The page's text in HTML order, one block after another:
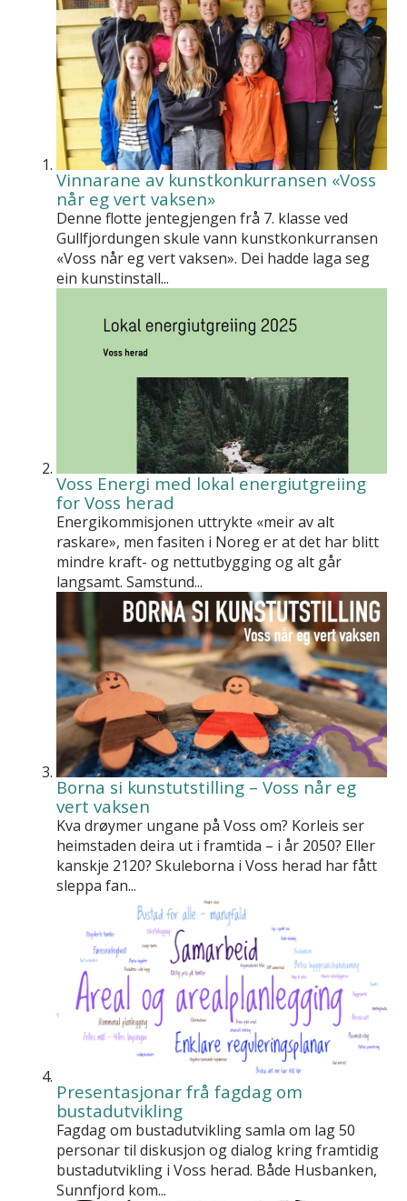
Vinnarane av kunstkonkurransen «Voss
når eg vert vaksen»
Denne flotte jentegjengen frå 7. klasse ved
Gullfjordungen skule vann kunstkonkurransen
«Voss når eg vert vaksen». Dei hadde laga seg
ein kunstinstall...
Voss Energi med lokal energiutgreiing
for Voss herad
Energikommisjonen uttrykte «meir av alt
raskare», men fasiten i Noreg er at det har blitt
mindre kraft- og nettutbygging og alt går
langsamt. Samstund...
Borna si kunstutstilling – Voss når eg
vert vaksen
Kva drøymer ungane på Voss om? Korleis ser
heimstaden deira ut i framtida – i år 2050? Eller
kanskje 2120? Skuleborna i Voss herad har fått
sleppa fan...
Presentasjonar frå fagdag om
bustadutvikling
Fagdag om bustadutvikling samla om lag 50
personar til diskusjon og dialog kring framtidig
bustadutvikling i Voss herad. Både Husbanken,
Sunnfjord kom...